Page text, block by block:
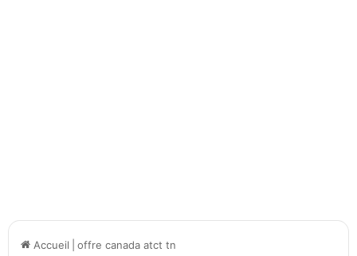
Accueil offre canada atct tn